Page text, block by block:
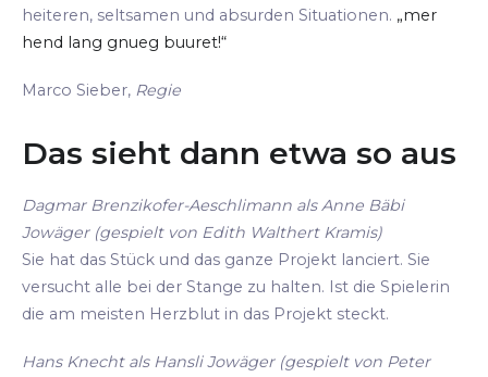
heiteren, seltsamen und absurden Situationen. „mer
hend lang gnueg buuret!“
Marco Sieber, Regie
Das sieht dann etwa so aus
Dagmar Brenzikofer-Aeschlimann als Anne Bäbi
Jowäger (gespielt von Edith Walthert Kramis)
Sie hat das Stück und das ganze Projekt lanciert. Sie
versucht alle bei der Stange zu halten. Ist die Spielerin
die am meisten Herzblut in das Projekt steckt.
Hans Knecht als Hansli Jowäger (gespielt von Peter